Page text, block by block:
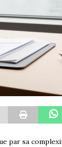
par sa